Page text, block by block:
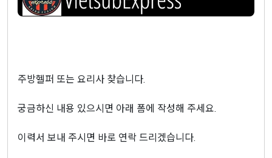
주방헬퍼 또는 요리사 찾습니다.
궁금하신 내용 있으시면 아래 폼에 작성해 주세요.
이력서 보내 주시면 바로 연락 드리겠습니다.